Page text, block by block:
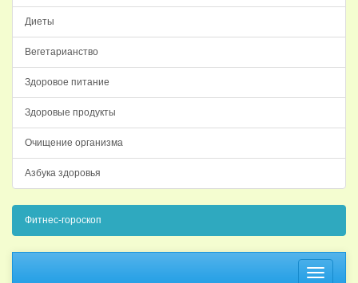
Диеты
Вегетарианство
Здоровое питание
Здоровые продукты
Очищение организма
Азбука здоровья
Фитнес-гороскоп